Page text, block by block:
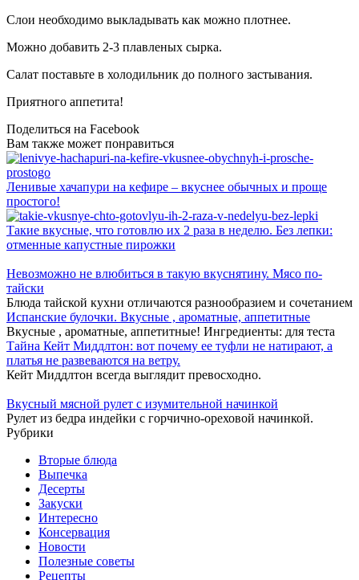
Слои необходимо выкладывать как можно плотнее.
Можно добавить 2-3 плавленых сырка.
Салат поставьте в холодильник до полного застывания.
Приятного аппетита!
Поделиться на Facebook
Вам также может понравиться
Ленивые хачапури на кефире – вкуснее обычных и проще
простого!
Такие вкусные, что готовлю их 2 раза в неделю. Без лепки:
отменные капустные пирожки
Невозможно не влюбиться в такую вкуснятину. Мясо по-
тайски
Блюда тайской кухни отличаются разнообразием и сочетанием
Испанские булочки. Вкусные , ароматные, аппетитные
Вкусные , ароматные, аппетитные! Ингредиенты: для теста
Тайна Кейт Миддлтон: вот почему ее туфли не натирают, а
платья не развеваются на ветру.
Кейт Миддлтон всегда выглядит превосходно.
Вкусный мясной рулет с изумительной начинкой
Рулет из бедра индейки с горчично-ореховой начинкой.
Рубрики
Вторые блюда
Выпечка
Десерты
Закуски
Интересно
Консервация
Новости
Полезные советы
Рецепты